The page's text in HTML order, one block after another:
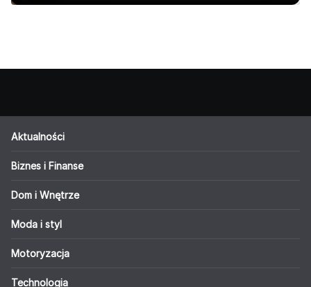
Aktualności
Biznes i Finanse
Dom i Wnętrze
Moda i styl
Motoryzacja
Technologia